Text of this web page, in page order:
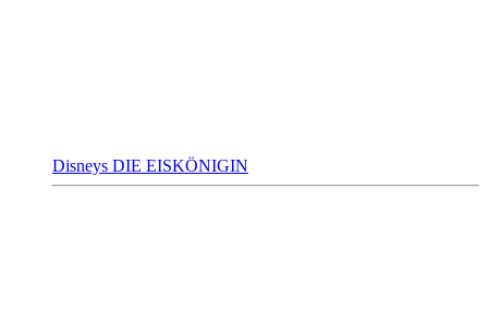
Disneys DIE EISKÖNIGIN